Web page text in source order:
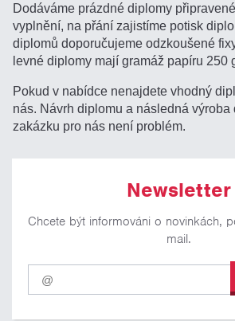
Dodáváme prázdné diplomy
vyplnění, na přání zajistíme potisk
diplomů doporučujeme odzkoušené
levné diplomy mají gramáž papíru 250
Pokud v nabídce nenajdete vhodný
nás. Návrh diplomu a následná výroba
zakázku pro nás není problém.
Newsletter
Chcete být informováni o novinkách,
mail.
Pro
odběr
našich